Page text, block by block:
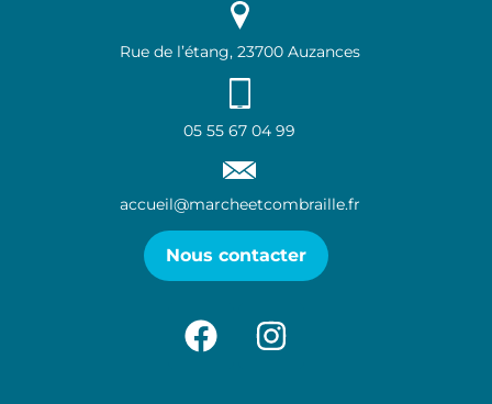
Rue de l’étang, 23700 Auzances
05 55 67 04 99
accueil@marcheetcombraille.fr
Nous contacter